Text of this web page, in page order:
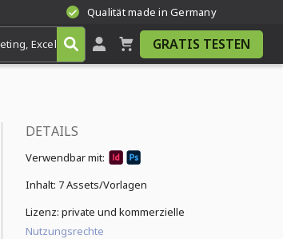
Qualität made in Germany
GRATIS TESTEN
DETAILS
Verwendbar mit:
Inhalt: 7 Assets/Vorlagen
Lizenz: private und kommerzielle
Nutzungsrechte